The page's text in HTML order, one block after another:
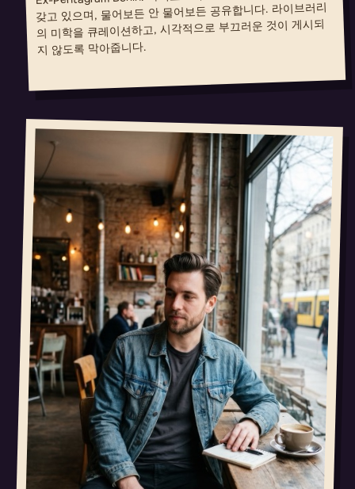
갖고 있으며, 물어보든 안 물어보든 공유합니다. 라이브러리
의 미학을 큐레이션하고, 시각적으로 부끄러운 것이 게시되
지 않도록 막아줍니다.